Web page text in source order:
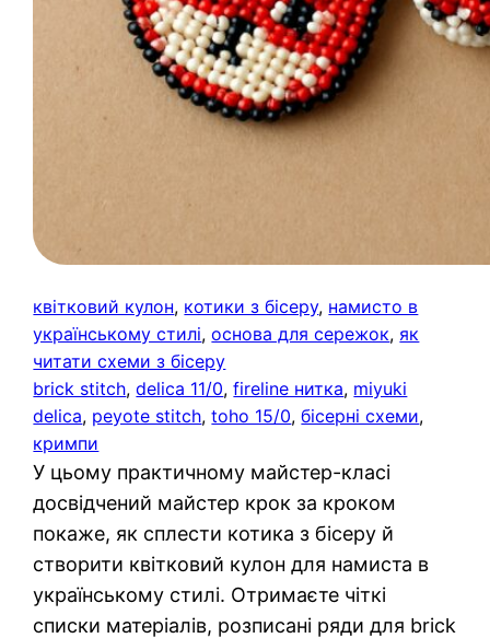
квітковий кулон, котики з бісеру, намисто в
українському стилі, основа для сережок, як
читати схеми з бісеру
brick stitch, delica 11/0, fireline нитка, miyuki
delica, peyote stitch, toho 15/0, бісерні схеми
кримпи
У цьому практичному майстер-класі
досвідчений майстер крок за кроком
покаже, як сплести котика з бісеру й
створити квітковий кулон для намиста в
українському стилі. Отримаєте чіткі
списки матеріалів, розписані ряди для brick